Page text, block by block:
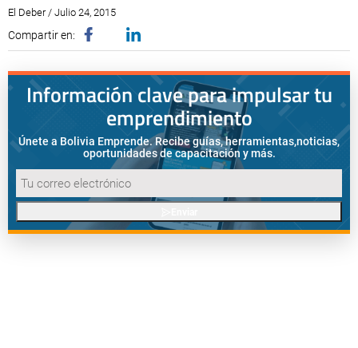
El Deber / Julio 24, 2015
Compartir en:
Información clave para impulsar tu
emprendimiento
Únete a Bolivia Emprende. Recibe guías, herramientas,noticias,
oportunidades de capacitación y más.